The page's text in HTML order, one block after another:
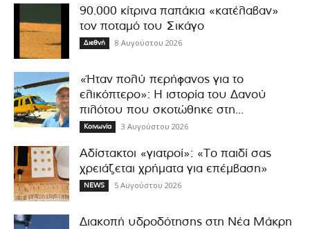
90.000 κίτρινα παπάκια «κατέλαβαν»
τον ποταμό του Σικάγο
Διεθνή 8 Αυγούστου 2026
«Ήταν πολύ περήφανος για το
ελικόπτερο»: Η ιστορία του Δανού
πιλότου που σκοτώθηκε στη...
Κοινωνία 3 Αυγούστου 2026
Αδίστακτοι «γιατροί»: «Το παιδί σας
χρειάζεται χρήματα για επέμβαση»
NEWS 5 Αυγούστου 2026
Διακοπή υδροδότησης στη Νέα Μάκρη